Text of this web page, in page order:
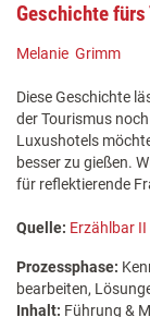
Geschichte
Melanie Grimm
Diese Geschichte
der Tourismus
Luxushotels
besser zu gießen.
für reflektierende
Quelle: Erzählbar II
Prozessphase:
bearbeiten,
Inhalt: Führung &